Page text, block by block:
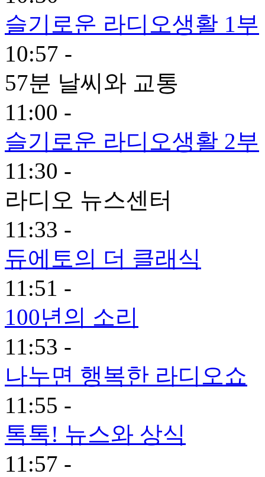
슬기로운 라디오생활 1부
10:57 -
57분 날씨와 교통
11:00 -
슬기로운 라디오생활 2부
11:30 -
라디오 뉴스센터
11:33 -
듀에토의 더 클래식
11:51 -
100년의 소리
11:53 -
나누면 행복한 라디오쇼
11:55 -
톡톡! 뉴스와 상식
11:57 -